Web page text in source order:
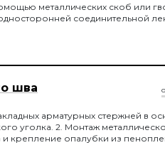
металлических скоб или
соединительной
шва
арматурных стержней в
уголка. 2. Монтаж
крепление опалубки из